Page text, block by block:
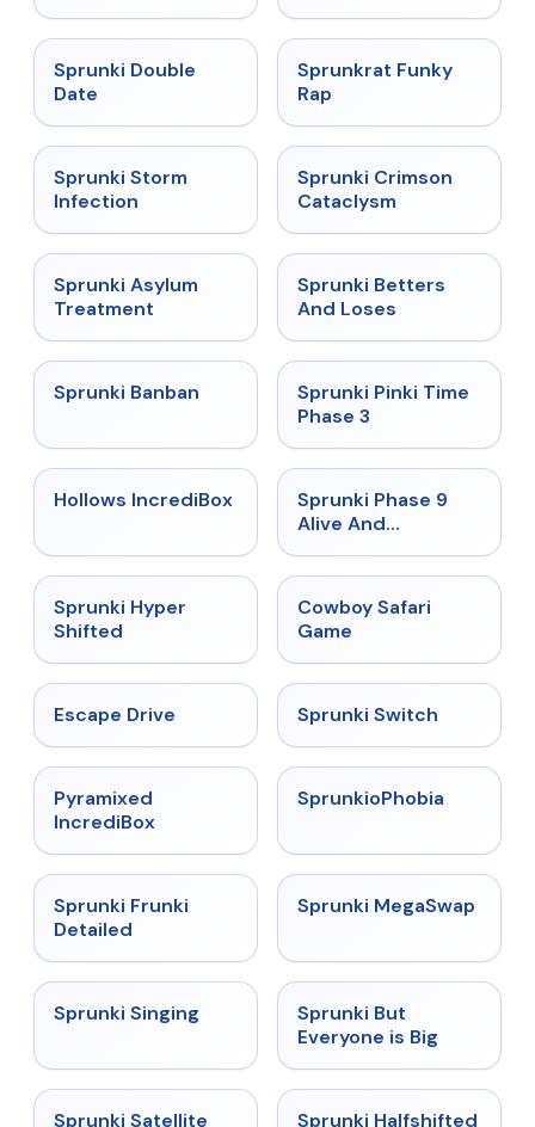
★
Sprunki Double
Date
★ 4.7
Sprunkrat Funky
Rap
★
Sprunki Storm
Infection
★ 4.7
Sprunki Crimson
Cataclysm
★
Sprunki Asylum
Treatment
★
Sprunki Betters
And Loses
★
Sprunki Banban ★ 4.9
Sprunki Pinki Time
Phase 3
★ 4.3
Hollows IncrediBox ★
Sprunki Phase 9
Alive And
Sprunki Hyper
Shifted
Cowboy Safari
Game
Escape Drive ★
Sprunki Switch
Pyramixed
IncrediBox
★
SprunkioPhobia
★
Sprunki Frunki
Detailed
★ 4.5
Sprunki MegaSwap
★
Sprunki Singing
Sprunki But
Everyone is Big
★ 4.4
Sprunki Satellite ★ 4.9
Sprunki Halfshifted